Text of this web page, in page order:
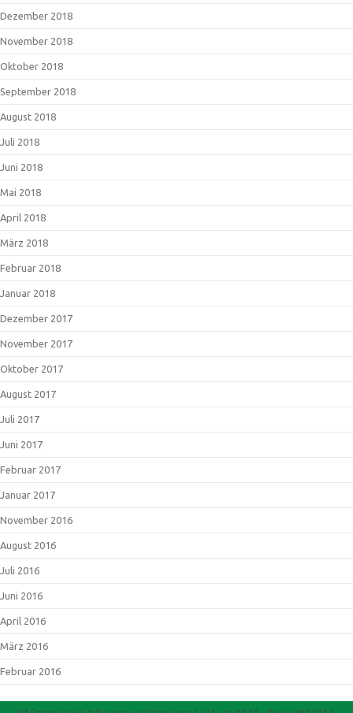
Dezember 2018
November 2018
Oktober 2018
September 2018
August 2018
Juli 2018
Juni 2018
Mai 2018
April 2018
März 2018
Februar 2018
Januar 2018
Dezember 2017
November 2017
Oktober 2017
August 2017
Juli 2017
Juni 2017
Februar 2017
Januar 2017
November 2016
August 2016
Juli 2016
Juni 2016
April 2016
März 2016
Februar 2016